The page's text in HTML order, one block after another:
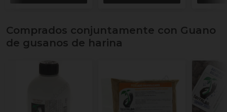
Comprados conjuntamente con Guano
de gusanos de harina